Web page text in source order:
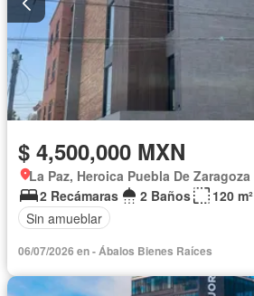
$ 4,500,000 MXN
La Paz, Heroica Puebla De Zaragoza
2 Recámaras
2 Baños
120 m²
Sin amueblar
06/07/2026 en - Ábalos Bienes Raíces